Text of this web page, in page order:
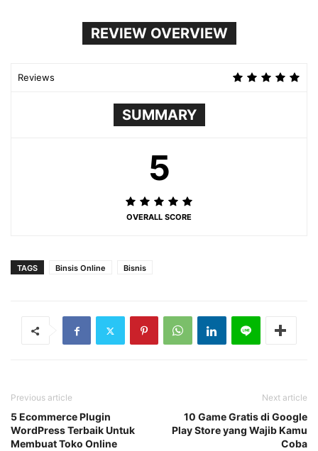
REVIEW OVERVIEW
Reviews
SUMMARY
5
OVERALL SCORE
TAGS Binsis Online Bisnis
Previous article
5 Ecommerce Plugin
WordPress Terbaik Untuk
Membuat Toko Online
Next article
10 Game Gratis di Google
Play Store yang Wajib Kamu
Coba